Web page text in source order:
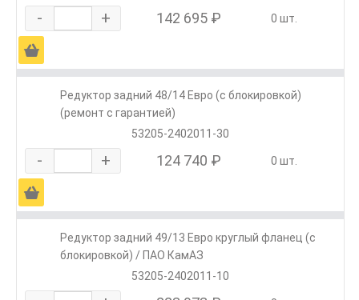
- + 142 695 ₽ 0 шт.
Ä
Редуктор задний 48/14 Евро (с блокировкой)
(ремонт с гарантией)
53205-2402011-30
- + 124 740 ₽ 0 шт.
Ä
Редуктор задний 49/13 Евро круглый фланец (с
блокировкой) / ПАО КамАЗ
53205-2402011-10